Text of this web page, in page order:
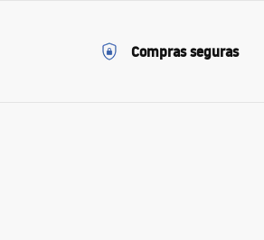
Compras seguras